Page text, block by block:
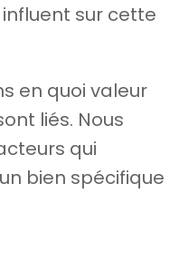
sur cette
en quoi valeur
liés. Nous
qui
bien spécifique